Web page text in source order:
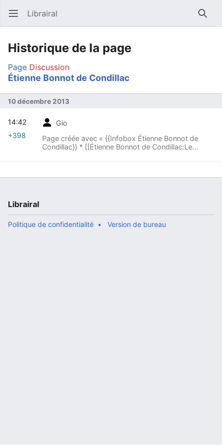
Ouvrir le menu principal Librairal
Historique de la page
Page Discussion
Étienne Bonnot de Condillac
10 décembre 2013
Gio
Page créée avec « {{Infobox Étienne Bonnot de
Condillac}} * [[Étienne Bonnot de Condillac:Le
14:42
+398
Librairal
Politique de confidentialité Version de bureau